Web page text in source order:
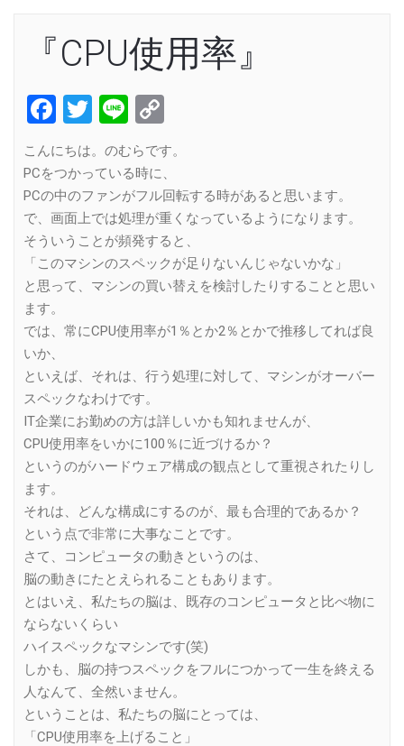
『CPU使用率』
Facebook
Twitter
Line
Link
こんにちは。のむらです。
PCをつかっている時に、
PCの中のファンがフル回転する時があると思います。
で、画面上では処理が重くなっているようになります。
そういうことが頻発すると、
「このマシンのスペックが足りないんじゃないかな」
と思って、マシンの買い替えを検討したりすることと思い
ます。
では、常にCPU使用率が1％とか2％とかで推移してれば良
いか、
といえば、それは、行う処理に対して、マシンがオーバー
スペックなわけです。
IT企業にお勤めの方は詳しいかも知れませんが、
CPU使用率をいかに100％に近づけるか？
というのがハードウェア構成の観点として重視されたりし
ます。
それは、どんな構成にするのが、最も合理的であるか？
という点で非常に大事なことです。
さて、コンピュータの動きというのは、
脳の動きにたとえられることもあります。
とはいえ、私たちの脳は、既存のコンピュータと比べ物に
ならないくらい
ハイスペックなマシンです(笑)
しかも、脳の持つスペックをフルにつかって一生を終える
人なんて、全然いません。
ということは、私たちの脳にとっては、
「CPU使用率を上げること」